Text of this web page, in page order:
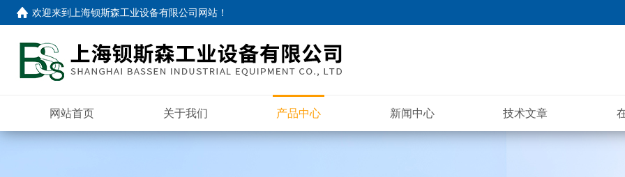
欢迎来到 上海钡斯森工业设备有限公司网站 ！
网站首页 关于我们 产品中心 新闻中心 技术文章